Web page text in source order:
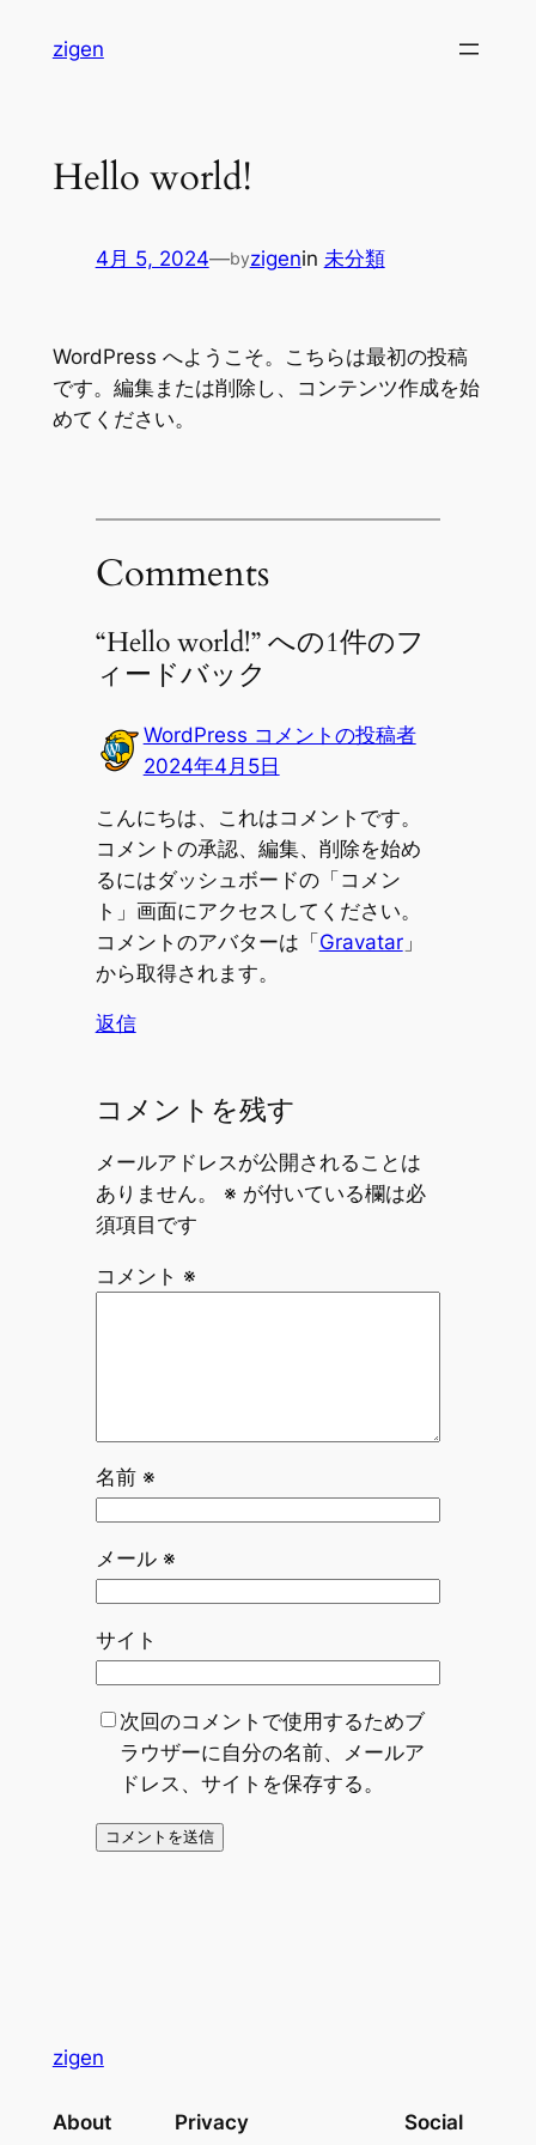
zigen
Hello world!
4月 5, 2024—byzigenin 未分類
WordPress へようこそ。こちらは最初の投稿
です。編集または削除し、コンテンツ作成を始
めてください。
Comments
“Hello world!” への1件のフ
ィードバック
WordPress コメントの投稿者
2024年4月5日
こんにちは、これはコメントです。
コメントの承認、編集、削除を始め
るにはダッシュボードの「コメン
ト」画面にアクセスしてください。
コメントのアバターは「Gravatar」
から取得されます。
返信
コメントを残す
メールアドレスが公開されることは
ありません。
※ が付いている欄は必
須項目です
コメント ※
名前 ※
メール ※
サイト
次回のコメントで使用するためブ
ラウザーに自分の名前、メールア
ドレス、サイトを保存する。
zigen
About Privacy Social